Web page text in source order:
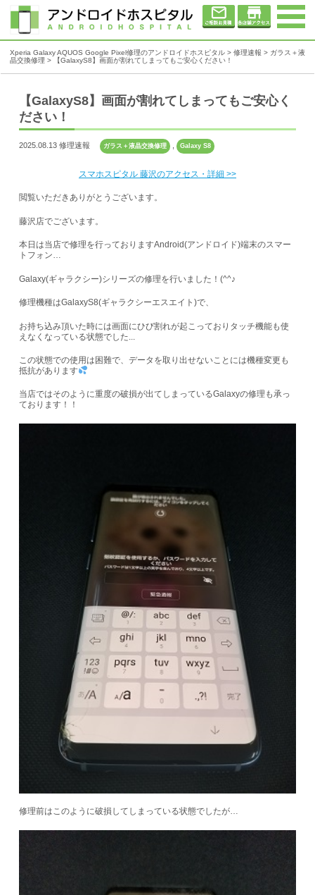
Xperia Galaxy AQUOS Google Pixel修理のアンドロイドホスピタル > 修理速報 > ガラス＋液
晶交換修理 > 【GalaxyS8】画面が割れてしまってもご安心ください！
【GalaxyS8】画面が割れてしまってもご安心く
ださい！
2025.08.13 修理速報 ガラス＋液晶交換修理 , Galaxy S8
スマホスピタル 藤沢のアクセス・詳細 >>
閲覧いただきありがとうございます。
藤沢店でございます。
本日は当店で修理を行っておりますAndroid(アンドロイド)端末のスマー
トフォン…
Galaxy(ギャラクシー)シリーズの修理を行いました！(^^♪
修理機種はGalaxyS8(ギャラクシーエスエイト)で、
お持ち込み頂いた時には画面にひび割れが起こっておりタッチ機能も使
えなくなっている状態でした...
この状態での使用は困難で、データを取り出せないことには機種変更も
抵抗があります
当店ではそのように重度の破損が出てしまっているGalaxyの修理も承っ
ております！！
修理前はこのように破損してしまっている状態でしたが…